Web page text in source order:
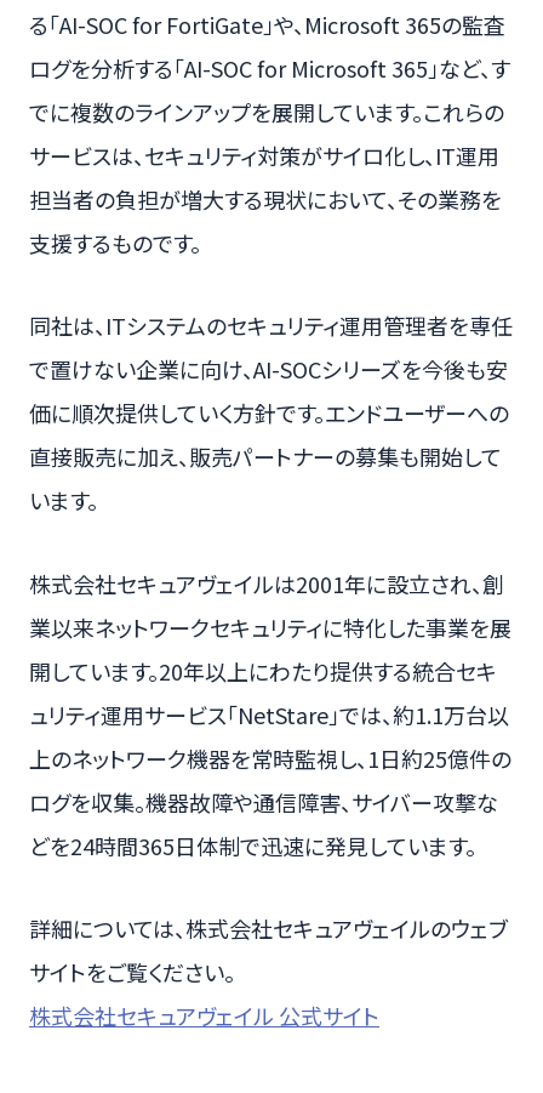
る「AI-SOC for FortiGate」や、Microsoft 365の監査
ログを分析する「AI-SOC for Microsoft 365」など、す
でに複数のラインアップを展開しています。これらの
サービスは、セキュリティ対策がサイロ化し、IT運用
担当者の負担が増大する現状において、その業務を
支援するものです。
同社は、ITシステムのセキュリティ運用管理者を専任
で置けない企業に向け、AI-SOCシリーズを今後も安
価に順次提供していく方針です。エンドユーザーへの
直接販売に加え、販売パートナーの募集も開始して
います。
株式会社セキュアヴェイルは2001年に設立され、創
業以来ネットワークセキュリティに特化した事業を展
開しています。20年以上にわたり提供する統合セキ
ュリティ運用サービス「NetStare」では、約1.1万台以
上のネットワーク機器を常時監視し、1日約25億件の
ログを収集。機器故障や通信障害、サイバー攻撃な
どを24時間365日体制で迅速に発見しています。
詳細については、株式会社セキュアヴェイルのウェブ
サイトをご覧ください。
株式会社セキュアヴェイル 公式サイト